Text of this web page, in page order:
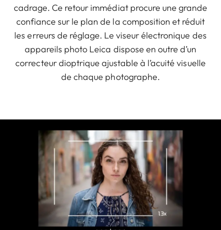
cadrage. Ce retour immédiat procure une grande
confiance sur le plan de la composition et réduit
les erreurs de réglage. Le viseur électronique des
appareils photo Leica dispose en outre d’un
correcteur dioptrique ajustable à l’acuité visuelle
de chaque photographe.